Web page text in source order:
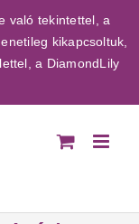
való tekintettel, a
kikapcsoltuk,
a DiamondLily